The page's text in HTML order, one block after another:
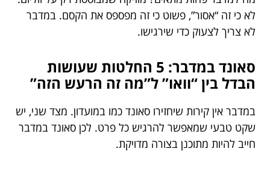
לא כי זה “אסור”, פשוט כי זה מפספס את הקסם. במדבר
לא צריך לצעוק כדי שירגישו.
סאונד במדבר: 5 החלטות שעושות
הבדל בין “וואו” ל”מה זה הרעש הזה”
במדבר אין קירות שיחזירו סאונד כמו במועדון. מצד שני, יש
שקט טבעי שמאפשר להרגיש כל פרט. לכן סאונד במדבר
חייב להיות מתוכנן בצורה מדויקת.